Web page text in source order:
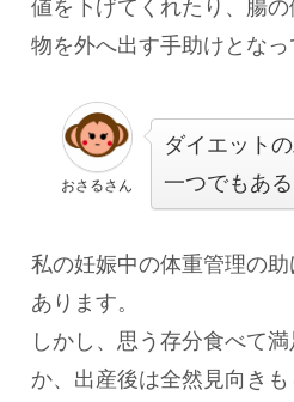
値を下げてくれたり、腸
物を外へ出す手助けとなっ
おさるさん
ダイエット
一つでもある
私の妊娠中の体重管理の
あります。
しかし、思う存分食べて
か、出産後は全然見向きも